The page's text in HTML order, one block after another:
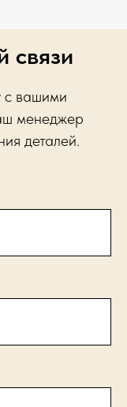
связи
с вашими
менеджер
деталей.